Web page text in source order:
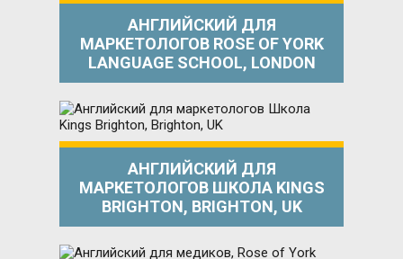
АНГЛИЙСКИЙ ДЛЯ
МАРКЕТОЛОГОВ ROSE OF YORK
LANGUAGE SCHOOL, LONDON
АНГЛИЙСКИЙ ДЛЯ
МАРКЕТОЛОГОВ ШКОЛА KINGS
BRIGHTON, BRIGHTON, UK